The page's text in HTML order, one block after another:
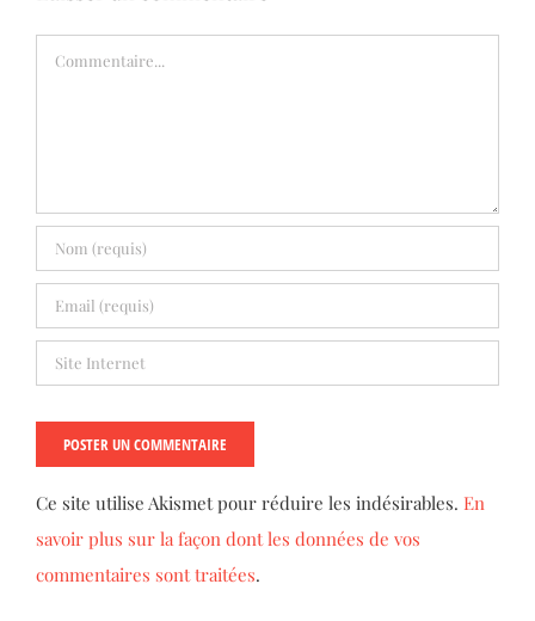
Commentaire
Ce site utilise Akismet pour réduire les indésirables. En
savoir plus sur la façon dont les données de vos
commentaires sont traitées.